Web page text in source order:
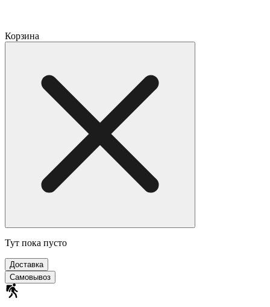
Корзина
Тут пока пусто
Доставка
Самовывоз